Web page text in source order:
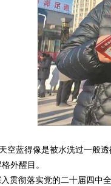
蓝得像是被水洗过一般透
外醒目。
彻落实党的二十届四中全